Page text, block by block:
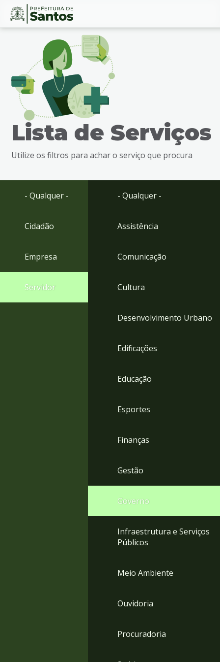
Ir
busca
Ir
Conteúdo
Lista de Serviços
Utilize os filtros para achar o serviço que procura
- Qualquer -
Cidadão
Empresa
Servidor
- Qualquer -
Assistência
Comunicação
Cultura
Desenvolvimento Urbano
Edificações
Educação
Esportes
Finanças
Gestão
Governo
Infraestrutura e Serviços
Públicos
Meio Ambiente
Ouvidoria
Procuradoria